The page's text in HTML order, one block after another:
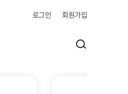
로그인 회원가입